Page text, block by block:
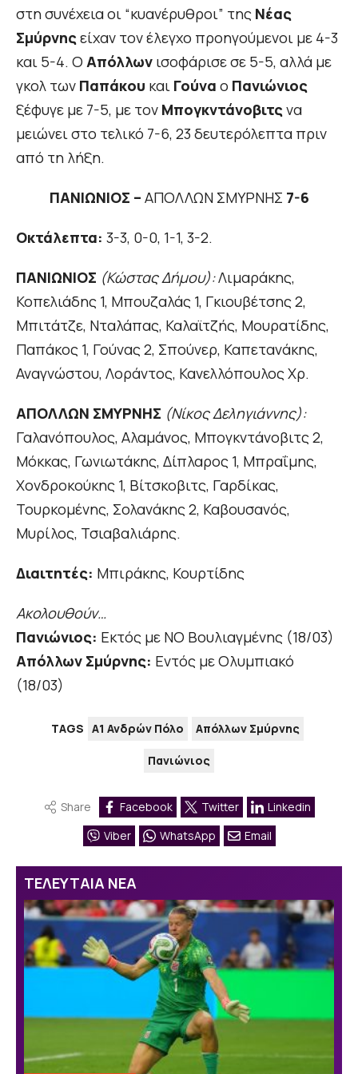
στη συνέχεια οι “κυανέρυθροι” της Νέας
Σμύρνης είχαν τον έλεγχο προηγούμενοι με 4-3
και 5-4. Ο Απόλλων ισοφάρισε σε 5-5, αλλά με
γκολ των Παπάκου και Γούνα ο Πανιώνιος
ξέφυγε με 7-5, με τον Μπογκντάνοβιτς να
μειώνει στο τελικό 7-6, 23 δευτερόλεπτα πριν
από τη λήξη.
ΠΑΝΙΩΝΙΟΣ – ΑΠΟΛΛΩΝ ΣΜΥΡΝΗΣ 7-6
Οκτάλεπτα: 3-3, 0-0, 1-1, 3-2.
ΠΑΝΙΩΝΙΟΣ (Κώστας Δήμου):Λιμαράκης,
Κοπελιάδης 1, Μπουζαλάς 1, Γκιουβέτσης 2,
Μπιτάτζε, Νταλάπας, Καλαϊτζής, Μουρατίδης,
Παπάκος 1, Γούνας 2, Σπούνερ, Καπετανάκης,
Αναγνώστου, Λοράντος, Κανελλόπουλος Χρ.
ΑΠΟΛΛΩΝ ΣΜΥΡΝΗΣ (Νίκος Δεληγιάννης):
Γαλανόπουλος, Αλαμάνος, Μπογκντάνοβιτς 2,
Μόκκας, Γωνιωτάκης, Δίπλαρος 1, Μπραΐμης,
Χονδροκούκης 1, Βίτσκοβιτς, Γαρδίκας,
Τουρκομένης, Σολανάκης 2, Καβουσανός,
Μυρίλος, Τσιαβαλιάρης.
Διαιτητές: Μπιράκης, Κουρτίδης
Ακολουθούν…
Πανιώνιος: Εκτός με ΝΟ Βουλιαγμένης (18/03)
Απόλλων Σμύρνης: Εντός με Ολυμπιακό
(18/03)
TAGS Α1 Ανδρών Πόλο Απόλλων Σμύρνης
Πανιώνιος
Share Facebook Twitter
Linkedin
Viber
WhatsApp Email
ΤΕΛΕΥΤΑΙΑ ΝΕΑ